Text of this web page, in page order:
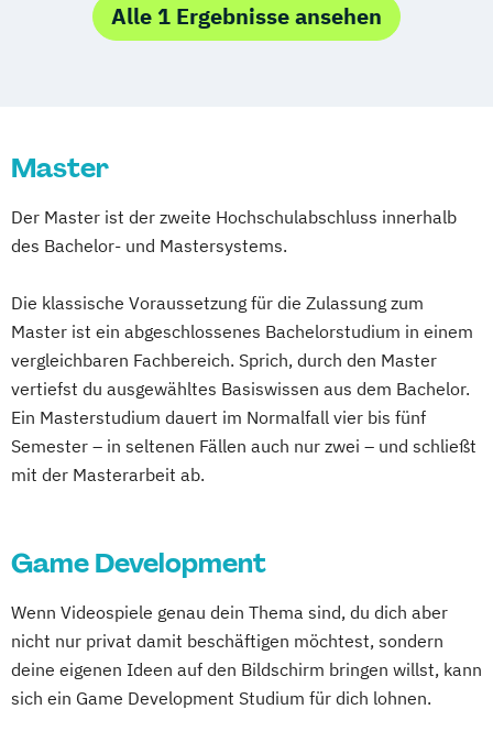
und Medienwirtschaft
Illustration
Medien und Kommunikation
Visuelle Publizistik
Zeitabhängige Medien/Sound - Vision -
Alle 1 Ergebnisse ansehen
Master
Der Master ist der zweite Hochschulabschluss innerhalb
des Bachelor- und Mastersystems.
Die klassische Voraussetzung für die Zulassung zum
Master ist ein abgeschlossenes Bachelorstudium in einem
vergleichbaren Fachbereich. Sprich, durch den Master
vertiefst du ausgewähltes Basiswissen aus dem Bachelor.
Ein Masterstudium dauert im Normalfall vier bis fünf
Semester – in seltenen Fällen auch nur zwei – und schließt
mit der Masterarbeit ab.
Game Development
Wenn Videospiele genau dein Thema sind, du dich aber
nicht nur privat damit beschäftigen möchtest, sondern
deine eigenen Ideen auf den Bildschirm bringen willst, kann
sich ein Game Development Studium für dich lohnen.